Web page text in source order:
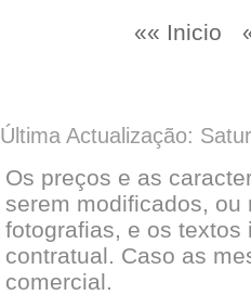
«« Inicio
Última Actualização:
Os preços e as
serem modificados, ou
fotografias, e os
contratual. Caso as
comercial.